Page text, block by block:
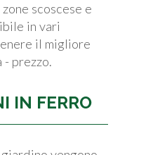
scoscese e
in vari
il migliore
prezzo.
IN FERRO